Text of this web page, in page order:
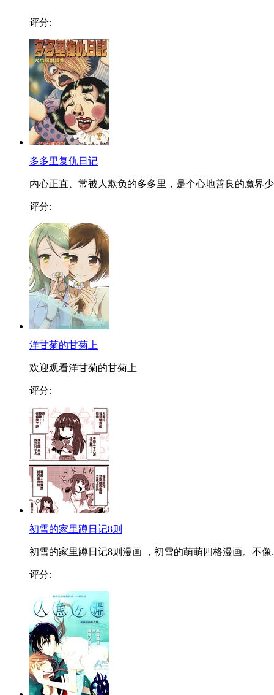
评分:
多多里复仇日记
内心正直、常被人欺负的多多里，是个心地善良的魔界
评分:
洋甘菊的甘菊上
欢迎观看洋甘菊的甘菊上
评分:
初雪的家里蹲日记8则
初雪的家里蹲日记8则漫画 ，初雪的萌萌四格漫画。不像
评分: